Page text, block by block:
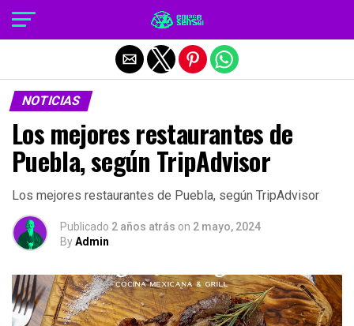
NOTICIAS
Los mejores restaurantes de
Puebla, según TripAdvisor
Los mejores restaurantes de Puebla, según TripAdvisor
Publicado 2 años atrás on 2 mayo, 2024
ByAdmin
Salir de la versión móvil